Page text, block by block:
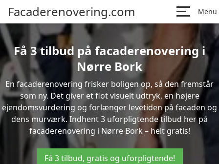
Facaderenovering.com Menu
Få 3 tilbud på facaderenovering i
Nørre Bork
En facaderenovering frisker boligen op, så den fremstår
som ny. Det giver et flot visuelt udtryk, en højere
ejendomsvurdering og forlænger levetiden på facaden og
dens murværk. Indhent 3 uforpligtende tilbud her på
facaderenovering i Nørre Bork – helt gratis!
Få 3 tilbud, gratis og uforpligtende!